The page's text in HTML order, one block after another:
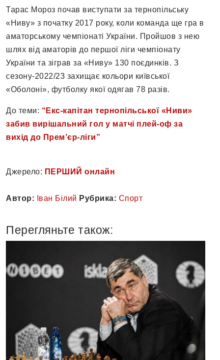
Тарас Мороз почав виступати за тернопільську
«Ниву» з початку 2017 року, коли команда ще гра в
аматорському чемпіонаті України. Пройшов з нею
шлях від аматорів до першої ліги чемпіонату
України та зіграв за «Ниву» 130 поєдинків. З
сезону-2022/23 захищає кольори київської
«Оболоні», футболку якої одягав 78 разів.
До теми: “Екс-капітан тернопільської «Ниви»
забив вирішальний гол у матчі плей-оф за
вихід до Прем’єр-ліги”
Джерело: ПЕРШИЙ онлайн
Автор: Іван Білий Рубрика: Спорт
Перегляньте також: